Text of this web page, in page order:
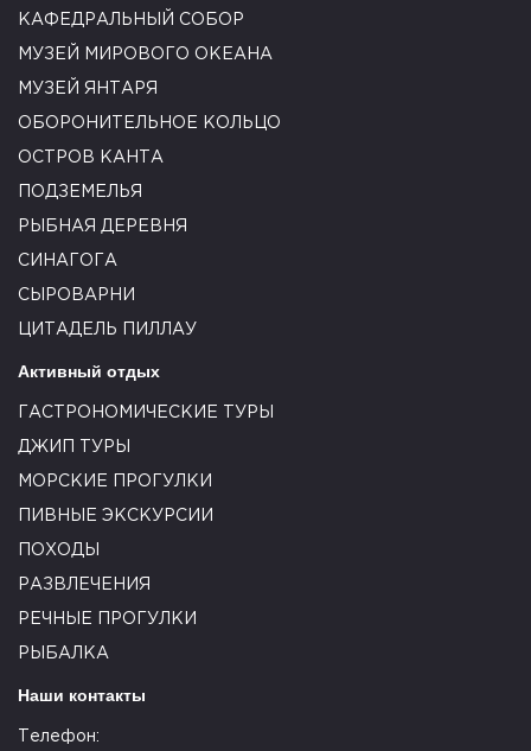
КАФЕДРАЛЬНЫЙ СОБОР
МУЗЕЙ МИРОВОГО ОКЕАНА
МУЗЕЙ ЯНТАРЯ
ОБОРОНИТЕЛЬНОЕ КОЛЬЦО
ОСТРОВ КАНТА
ПОДЗЕМЕЛЬЯ
РЫБНАЯ ДЕРЕВНЯ
СИНАГОГА
СЫРОВАРНИ
ЦИТАДЕЛЬ ПИЛЛАУ
Активный отдых
ГАСТРОНОМИЧЕСКИЕ ТУРЫ
ДЖИП ТУРЫ
МОРСКИЕ ПРОГУЛКИ
ПИВНЫЕ ЭКСКУРСИИ
ПОХОДЫ
РАЗВЛЕЧЕНИЯ
РЕЧНЫЕ ПРОГУЛКИ
РЫБАЛКА
Наши контакты
Телефон: